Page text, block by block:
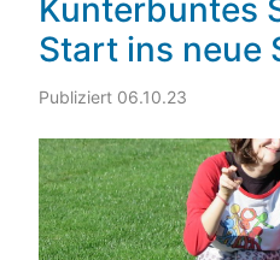
Kunterbuntes
Start ins neue
Publiziert 06.10.23